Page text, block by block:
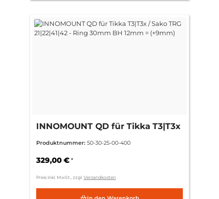
INNOMOUNT QD für Tikka T3|T3x
30mm BH 12mm = (+9mm)
Produktnummer: 50-30-25-00-400
329,00 € *
Preis inkl. MwSt., zzgl. Versandkosten